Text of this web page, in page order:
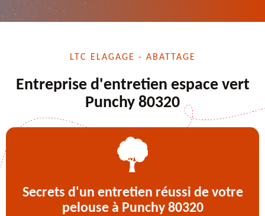
LTC ELAGAGE - ABATTAGE
Entreprise d'entretien espace vert
Punchy 80320
Secrets d'un entretien réussi de votre
pelouse à Punchy 80320